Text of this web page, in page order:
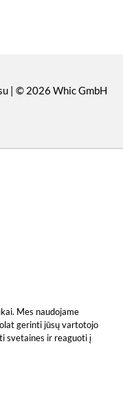
| © 2026 Whic GmbH
Mes naudojame
gerinti jūsų vartotojo
svetaines ir reaguoti į